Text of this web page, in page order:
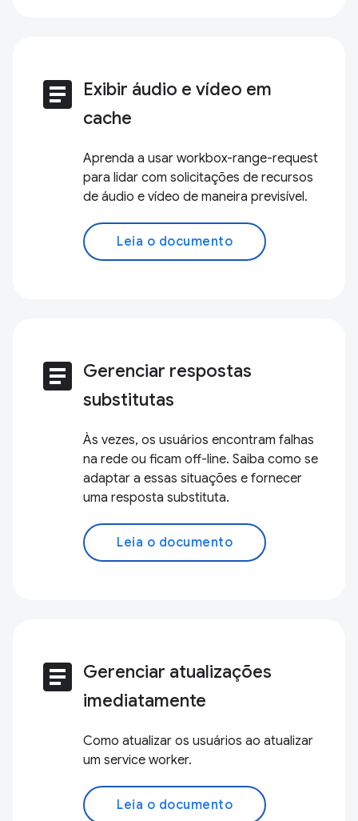
article Exibir áudio e vídeo em
cache
Aprenda a usar workbox-range-request
para lidar com solicitações de recursos
de áudio e vídeo de maneira previsível.
Leia o documento
article Gerenciar respostas
substitutas
Às vezes, os usuários encontram falhas
na rede ou ficam off-line. Saiba como se
adaptar a essas situações e fornecer
uma resposta substituta.
Leia o documento
article Gerenciar atualizações
imediatamente
Como atualizar os usuários ao atualizar
um service worker.
Leia o documento